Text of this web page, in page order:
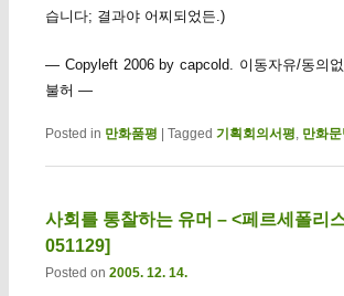
습니다; 결과야 어찌되었든.)
— Copyleft 2006 by capcold. 이동자유/동의없
불허 —
Posted in 만화품평 | Tagged 기획회의서평 만화문
사회를 통찰하는 유머 – <페르세폴리
051129]
Posted on 2005. 12. 14.